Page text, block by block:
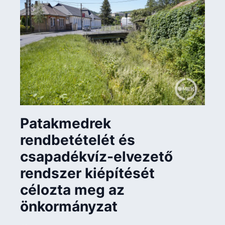
Patakmedrek
rendbetételét és
csapadékvíz-elvezető
rendszer kiépítését
célozta meg az
önkormányzat